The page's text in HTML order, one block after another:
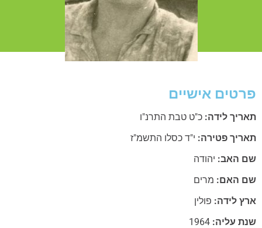
אישיים
לידה:כ"ט טבת התרנ"ו
פטירה:י"ד כסלו התשמ"ז
האב:יהודה
האם:מרים
לידה:פולין
עליה:1964